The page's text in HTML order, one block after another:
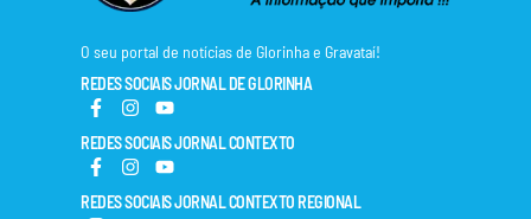
O seu portal de notícias de Glorinha e Gravataí!
REDES SOCIAIS JORNAL DE GLORINHA
REDES SOCIAIS JORNAL CONTEXTO
REDES SOCIAIS JORNAL CONTEXTO REGIONAL